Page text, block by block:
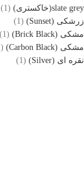
slate grey(خاکستری)
(1)
زرشکی (Sunset)
(1)
مشکی (Brick Black)
(1)
مشکی (Carbon Black)
(1)
نقره ای (Silver)
(1)